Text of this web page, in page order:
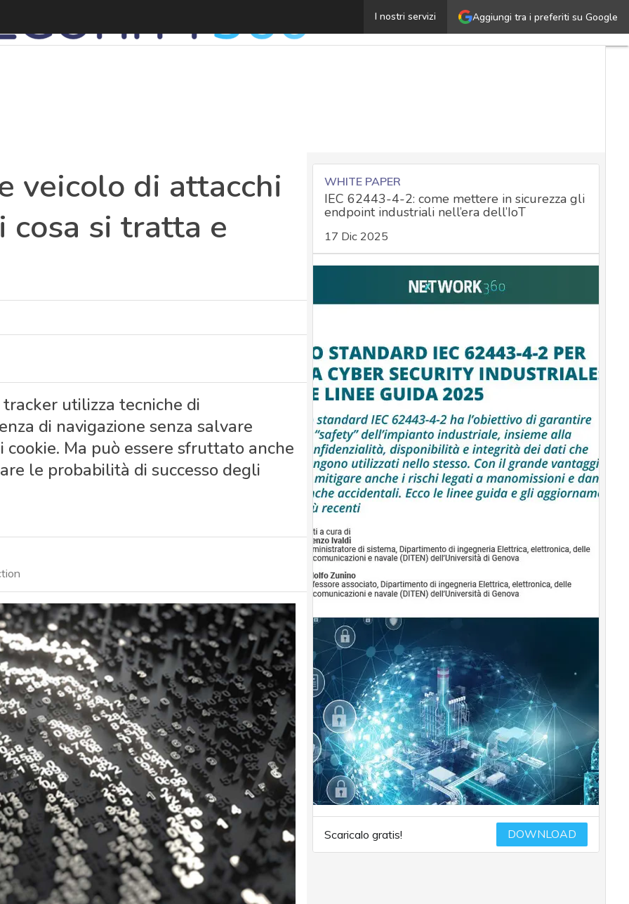
Aggiungi tra i preferiti su Google
I nostri servizi
Fingerprinting come veicolo di attacchi alla supply
veicolo di attacchi
cosa si tratta e
utilizza tecniche di
di navigazione senza salvare
Ma può essere sfruttato anche
le probabilità di successo degli
WHITE PAPER
IEC 62443-4-2: come mettere in sicurezza gli
endpoint industriali nell’era dell’IoT
17 Dic 2025
Scaricalo gratis! DOWNLOAD